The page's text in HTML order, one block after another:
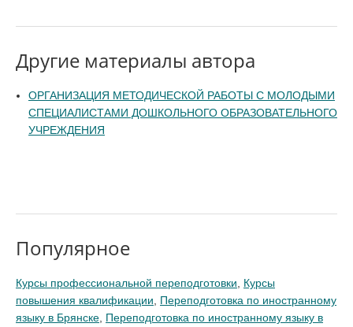
Другие материалы автора
ОРГАНИЗАЦИЯ МЕТОДИЧЕСКОЙ РАБОТЫ С МОЛОДЫМИ
СПЕЦИАЛИСТАМИ ДОШКОЛЬНОГО ОБРАЗОВАТЕЛЬНОГО
УЧРЕЖДЕНИЯ
Популярное
Курсы профессиональной переподготовки
Курсы
повышения квалификации
Переподготовка по иностранному
языку в Брянске Переподготовка по иностранному языку в